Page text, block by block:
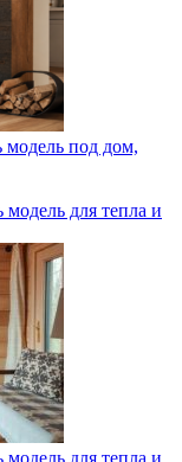
модель под дом,
для тепла и
для тепла и